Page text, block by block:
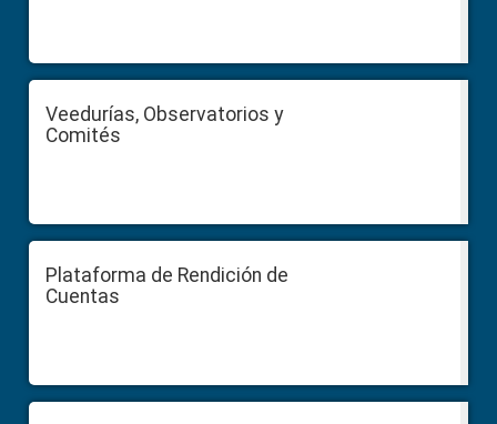
Veedurías, Observatorios y
Comités
Plataforma de Rendición de
Cuentas